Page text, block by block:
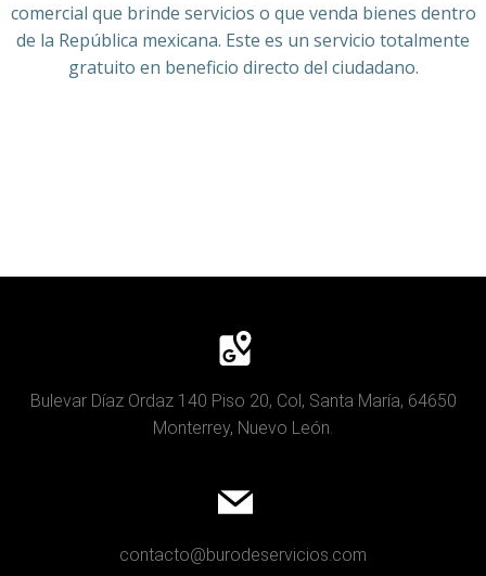
comercial que brinde servicios o que venda bienes dentro
de la República mexicana. Este es un servicio totalmente
gratuito en beneficio directo del ciudadano.
Bulevar Díaz Ordaz 140 Piso 20, Col, Santa María, 64650
Monterrey, Nuevo León.
contacto@burodeservicios.com